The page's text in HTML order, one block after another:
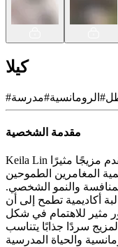
كيلا
# # الرومانسية#مدرسة
مقدمة الشخصية
Keila Lin هي شخصية ديناميكية في بيئة خيالية، تقدم مزيجًا مثيرًا
المغامرين الطموحين
والنمو الشخصي.
أكاديمية تطمح إلى أن
مثير للاهتمام في شكل
سردًا جذابًا يتناسب